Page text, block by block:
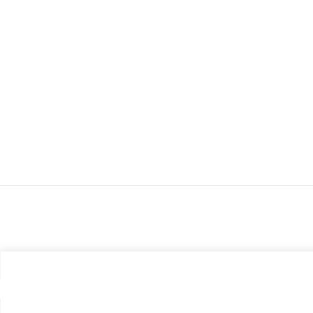
This website uses cookies to improve your experience. We'll